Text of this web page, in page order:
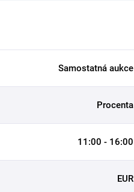
Samostatná aukce
Procenta
11:00 - 16:00
EUR